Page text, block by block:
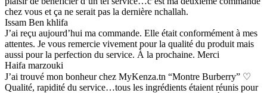
chez vous et ça ne serait pas la dernière nchallah.
Issam Ben khlifa
J’ai reçu aujourd’hui ma commande. Elle était conformément à mes
attentes. Je vous remercie vivement pour la qualité du produit mais
aussi pour la perfection du service. À la prochaine. Merci
Haifa marzouki
J’ai trouvé mon bonheur chez MyKenza.tn “Montre Burberry” ♡
Qualité, rapidité du service…tous les ingrédients étaient réunis pour